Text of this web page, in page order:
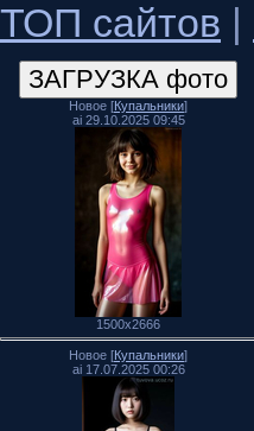
ТОП сайтов |
Новое [Купальники]
ai 29.10.2025 09:45
1500x2666
Новое [Купальники]
ai 17.07.2025 00:26